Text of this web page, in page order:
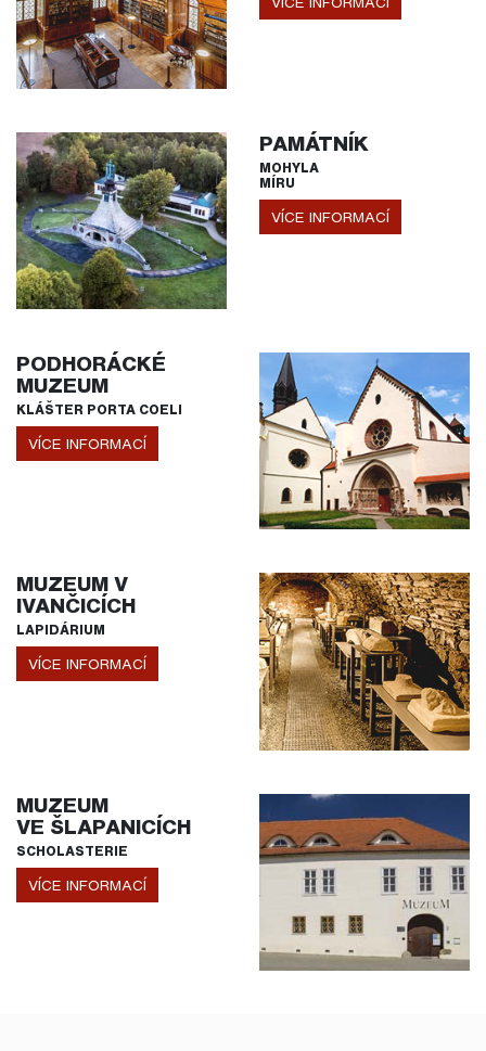
PAMÁTNÍK
MOHYLA
MÍRU
VÍCE INFORMACÍ
PODHORÁCKÉ
MUZEUM
KLÁŠTER PORTA COELI
VÍCE INFORMACÍ
MUZEUM V
IVANČICÍCH
LAPIDÁRIUM
VÍCE INFORMACÍ
MUZEUM
VE ŠLAPANICÍCH
SCHOLASTERIE
VÍCE INFORMACÍ